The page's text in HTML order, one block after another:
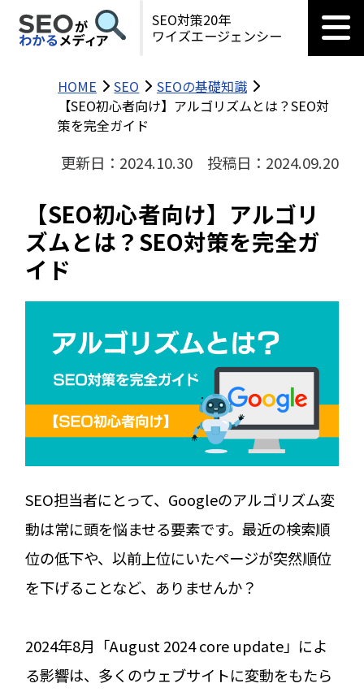
SEO対策20年
ワイズエージェンシー
HOME SEO
SEOの基礎知識
【SEO初心者向け】アルゴリズムとは？SEO対
策を完全ガイド
更新日：2024.10.30 投稿日：2024.09.20
【SEO初心者向け】アルゴリ
ズムとは？SEO対策を完全ガ
イド
SEO担当者にとって、Googleのアルゴリズム変
動は常に頭を悩ませる要素です。最近の検索順
位の低下や、以前上位にいたページが突然順位
を下げることなど、ありませんか？
2024年8月「August 2024 core update」によ
る影響は、多くのウェブサイトに変動をもたら